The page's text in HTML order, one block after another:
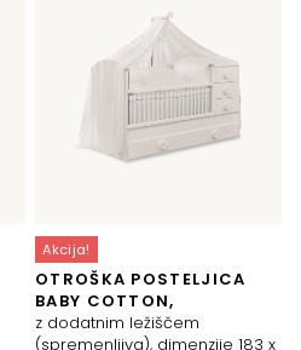
Akcija!
OTROŠKA POSTELJICA
BABY COTTON,
z dodatnim ležiščem
(spremenljiva), dimenzije 183 x